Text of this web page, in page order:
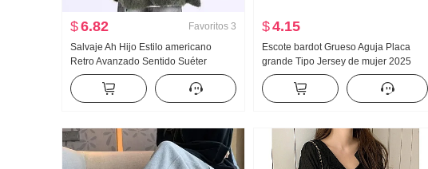
$6.82 Favoritos 3
Salvaje Ah Hijo Estilo americano
Retro Avanzado Sentido Suéter
Suéter de punto Mujer 2023 Otoño
Holgado HOLGAZÁN Viento Pantalla
Blanco Abrigo
$4.15
Escote bardot Grueso Aguja Placa
grande Tipo Jersey de mujer 2025
Otoño e Invierno Holgado
HOLGAZÁN Longitud media Suéter
de punto